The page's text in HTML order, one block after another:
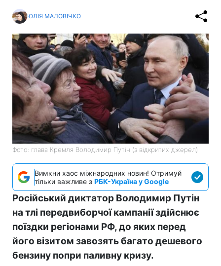
ЮЛІЯ МАЛОВІЧКО
Фото: глава Кремля Володимир Путін (з відкритих джерел)
Вимкни хаос міжнародних новин! Отримуй
тільки важливе з РБК-Україна у Google
Російський диктатор Володимир Путін
на тлі передвиборчої кампанії здійснює
поїздки регіонами РФ, до яких перед
його візитом завозять багато дешевого
бензину попри паливну кризу.